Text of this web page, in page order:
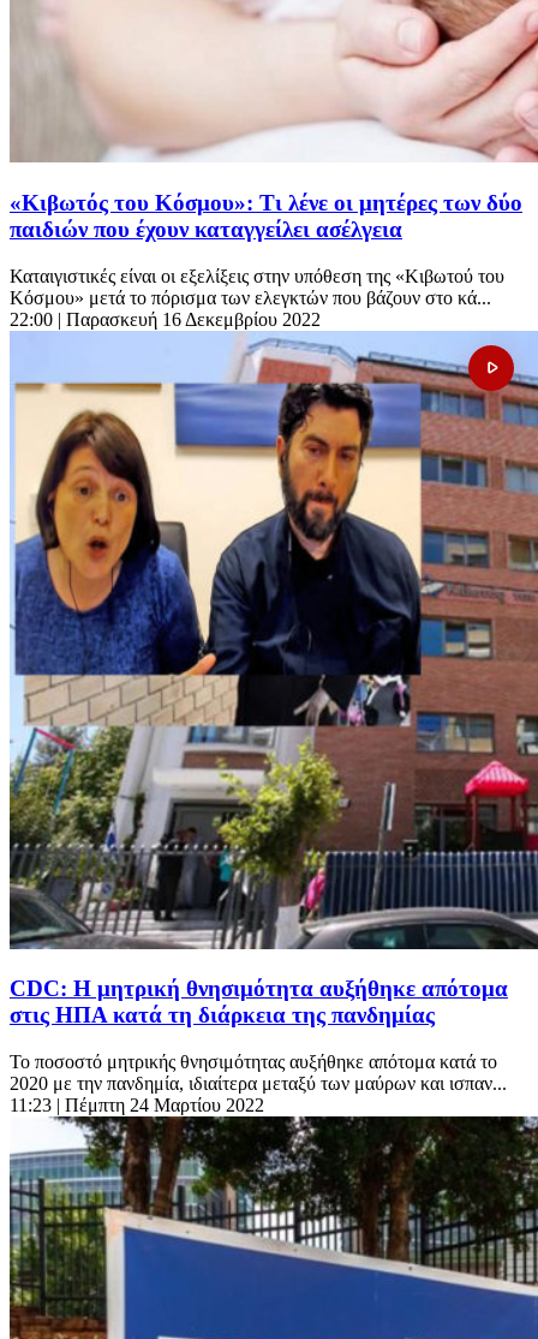
«Κιβωτός του Κόσμου»: Τι λένε οι μητέρες των δύο
παιδιών που έχουν καταγγείλει ασέλγεια
Καταιγιστικές είναι οι εξελίξεις στην υπόθεση της «Κιβωτού του
Κόσμου» μετά το πόρισμα των ελεγκτών που βάζουν στο κά...
22:00 | Παρασκευή 16 Δεκεμβρίου 2022
CDC: H μητρική θνησιμότητα αυξήθηκε απότομα
στις ΗΠΑ κατά τη διάρκεια της πανδημίας
Το ποσοστό μητρικής θνησιμότητας αυξήθηκε απότομα κατά το
2020 με την πανδημία, ιδιαίτερα μεταξύ των μαύρων και ισπαν...
11:23 | Πέμπτη 24 Μαρτίου 2022